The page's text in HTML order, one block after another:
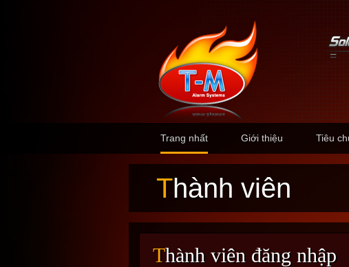
Trang nhất Giới thiệu Tiêu
Thành viên
Thành viên đăng nhập